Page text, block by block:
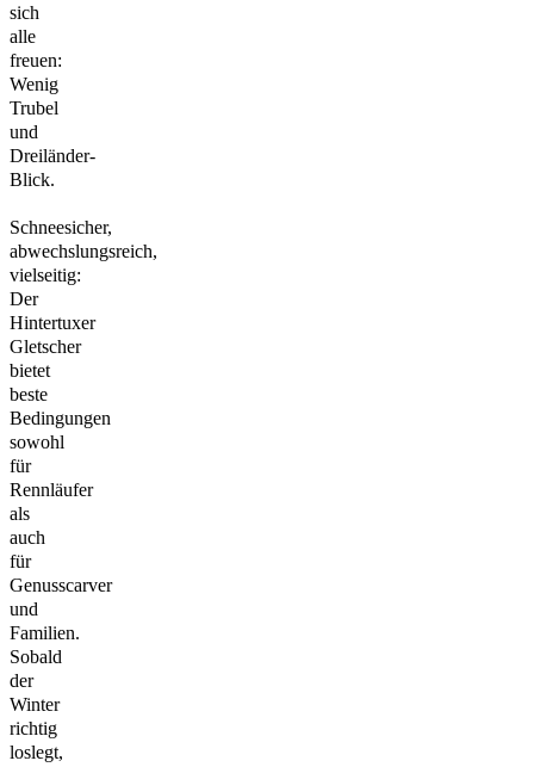
sich
alle
freuen:
Wenig
Trubel
und
Dreiländer-
Blick.
Schneesicher,
abwechslungsreich,
vielseitig:
Der
Hintertuxer
Gletscher
bietet
beste
Bedingungen
sowohl
für
Rennläufer
als
auch
für
Genusscarver
und
Familien.
Sobald
der
Winter
richtig
loslegt,